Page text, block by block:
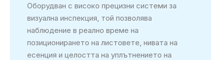
Оборудван с високо прецизни системи за
визуална инспекция, той позволява
наблюдение в реално време на
позиционирането на листовете, нивата на
есенция и целостта на уплътнението на